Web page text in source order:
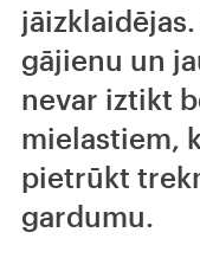
gājienu un
nevar iztikt
mielastiem,
pietrūkt
gardumu.